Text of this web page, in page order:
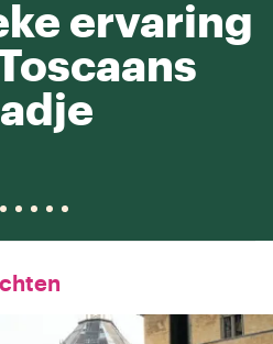
ervaring